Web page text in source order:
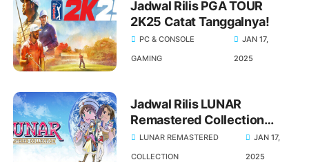
Jadwal Rilis PGA TOUR
2K25 Catat Tanggalnya!
PC & CONSOLE
GAMING
JAN 17,
2025
Jadwal Rilis LUNAR
Remastered Collection
Catat Tanggalnya!
LUNAR REMASTERED
COLLECTION
JAN 17,
2025